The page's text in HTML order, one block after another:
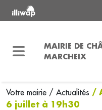
MAIRIE DE
MARCHEIX
Votre mairie / Actualités /
6 juillet à 19h30